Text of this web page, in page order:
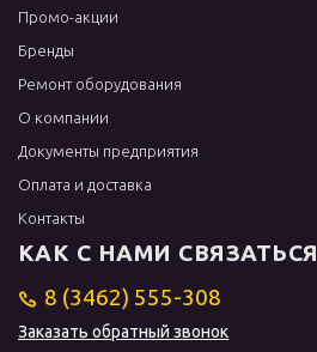
Промо-акции
Бренды
Ремонт оборудования
О компании
Документы предприятия
Оплата и доставка
Контакты
КАК С НАМИ СВЯЗАТЬСЯ
8 (3462) 555-308
Заказать обратный звонок